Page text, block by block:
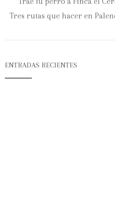
Tres rutas que hacer en
ENTRADAS RECIENTES